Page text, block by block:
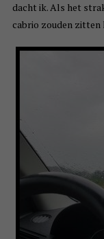
dacht ik. Als het
cabrio zouden zitten